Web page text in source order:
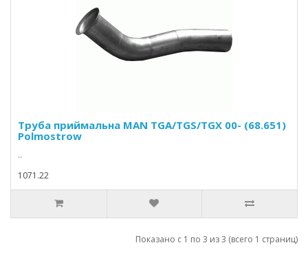
Труба приймальна MAN TGA/TGS/TGX 00- (68.651)
Polmostrow
..
1071.22
Показано с 1 по 3 из 3 (всего 1 страниц)